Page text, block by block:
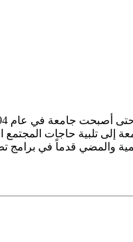
إلى تلبية حاجات المجتمع
والمضي قدماً في برامج